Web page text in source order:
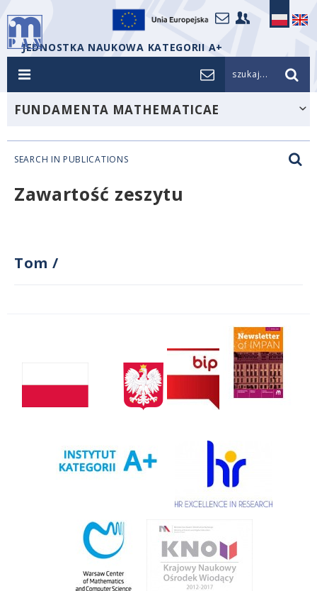
JEDNOSTKA NAUKOWA KATEGORII A+
szukaj...
FUNDAMENTA MATHEMATICAE
SEARCH IN PUBLICATIONS
Zawartość zeszytu
Tom /